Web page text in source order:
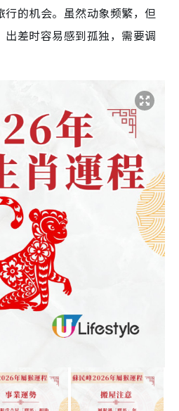
的机会。虽然动象频繁，但
差时容易感到孤独，需要调